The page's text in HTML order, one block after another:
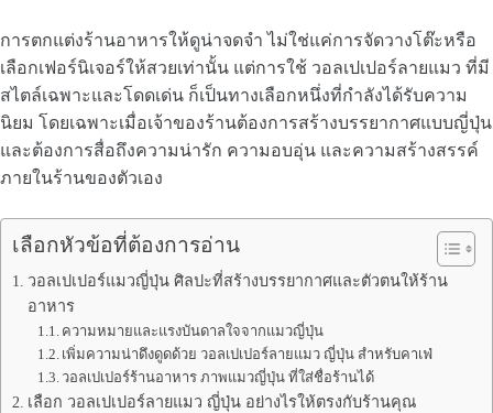
การตกแต่งร้านอาหารให้ดูน่าจดจำ ไม่ใช่แค่การจัดวางโต๊ะหรือ
เลือกเฟอร์นิเจอร์ให้สวยเท่านั้น แต่การใช้ วอลเปเปอร์ลายแมว ที่มี
สไตล์เฉพาะและโดดเด่น ก็เป็นทางเลือกหนึ่งที่กำลังได้รับความ
นิยม โดยเฉพาะเมื่อเจ้าของร้านต้องการสร้างบรรยากาศแบบญี่ปุ่น
และต้องการสื่อถึงความน่ารัก ความอบอุ่น และความสร้างสรรค์
ภายในร้านของตัวเอง
เลือกหัวข้อที่ต้องการอ่าน
วอลเปเปอร์แมวญี่ปุ่น ศิลปะที่สร้างบรรยากาศและตัวตนให้ร้าน
อาหาร
ความหมายและแรงบันดาลใจจากแมวญี่ปุ่น
เพิ่มความน่าดึงดูดด้วย วอลเปเปอร์ลายแมว ญี่ปุ่น สำหรับคาเฟ่
วอลเปเปอร์ร้านอาหาร ภาพแมวญี่ปุ่น ที่ใส่ชื่อร้านได้
เลือก วอลเปเปอร์ลายแมว ญี่ปุ่น อย่างไรให้ตรงกับร้านคุณ